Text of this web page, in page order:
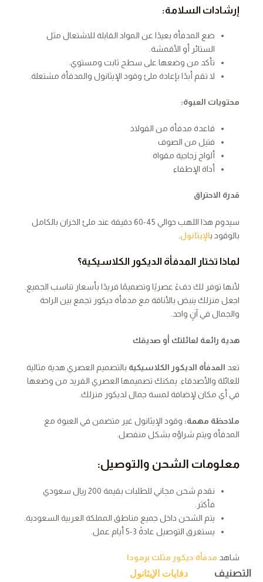
إرشادات السلامة:
ضع المدفأة بعيدًا عن المواد القابلة للاشتعال مثل
الستائر أو الأقمشة.
تأكد من وضعها على سطح ثابت ومستوي.
لا تقم أبدًا بإعادة ملئ وقود الإيثانول والمدفأة مشتعلة.
محتويات العبوة:
قاعدة مدفأة من الفولاذ
فتيل من الصوف
ألواح زجاجية مقواة
أداة الإطفاء
قدرة الاحتراق
سيدوم هذا اللهب حوالي 45-60 دقيقة عند ملئ الخزان بالكامل
بالوقود بالإيثانول
لماذا تختار المدفأة الديكور الكلاسيكية؟
لأنها توفر لك دفءً عصريًا وتصميمًا فريدًا بأسعار تناسب الجميع.
اجعل منزلك ينبض بالأناقة مع مدفأة ديكور تجمع بين الراحة
والجمال في آنٍ واحد.
هدية رائعة لعائلتك أو صديقك
تعد المدفأة الديكور الكلاسيكية بالتصميم العصري هدية مثالية
للعائلة والأصدقاء. يمكنك تصميمها العصري الفريد من وضعها
في أي مكان لإضافة لمسة جمال لديكور منزلك.
ملاحظة مهمة: وقود الإيثانول غير متضمن في العبوة مع
المدفأة ويتم شراؤه بشكل منفصل.
معلومات الشحن والتوصيل:
نقدم شحن مجاني للطلبات بقيمة 200 ريال سعودي
فأكثر.
يتم الشحن داخل جميع مناطق المملكة العربية السعودية.
يستغرق التوصيل عادةً 3-5 أيام عمل.
شاهد مدفأة ديكور مثلث برمودا
التصنيف دفايات الإيثانول